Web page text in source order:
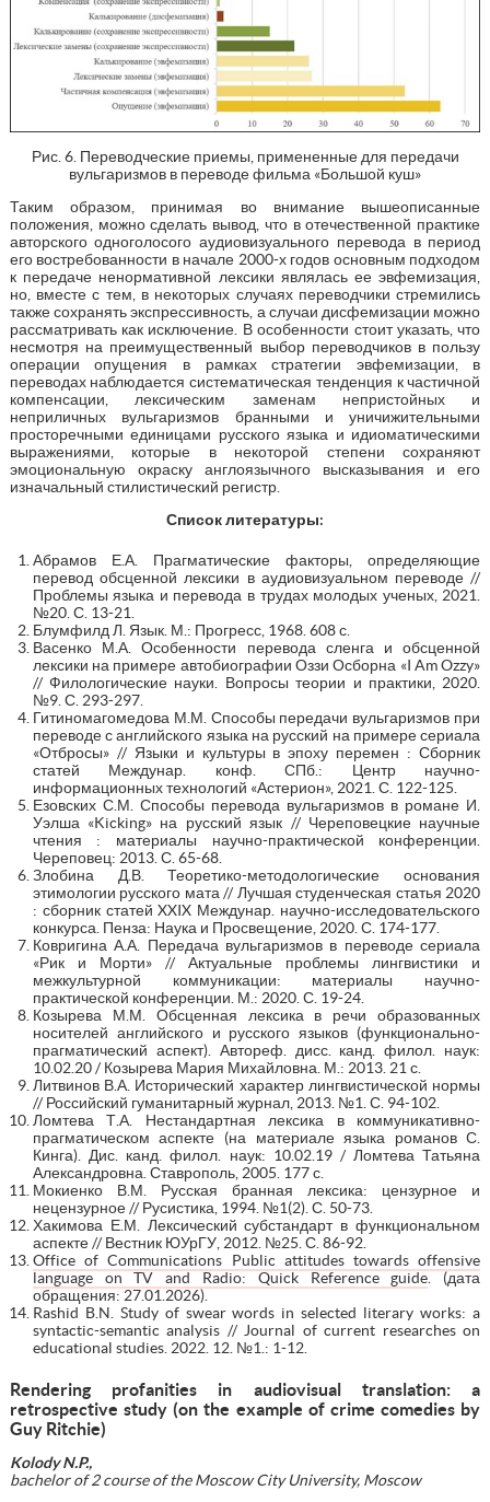
Рис. 6. Переводческие приемы, примененные для передачи
вульгаризмов в переводе фильма «Большой куш»
Таким образом, принимая во внимание вышеописанные
положения, можно сделать вывод, что в отечественной практике
авторского одноголосого аудиовизуального перевода в период
его востребованности в начале 2000-х годов основным подходом
к передаче ненормативной лексики являлась ее эвфемизация,
но, вместе с тем, в некоторых случаях переводчики стремились
также сохранять экспрессивность, а случаи дисфемизации можно
рассматривать как исключение. В особенности стоит указать, что
несмотря на преимущественный выбор переводчиков в пользу
операции опущения в рамках стратегии эвфемизации, в
переводах наблюдается систематическая тенденция к частичной
компенсации, лексическим заменам непристойных и
неприличных вульгаризмов бранными и уничижительными
просторечными единицами русского языка и идиоматическими
выражениями, которые в некоторой степени сохраняют
эмоциональную окраску англоязычного высказывания и его
изначальный стилистический регистр.
Список литературы:
Абрамов Е.А. Прагматические факторы, определяющие
перевод обсценной лексики в аудиовизуальном переводе //
Проблемы языка и перевода в трудах молодых ученых, 2021.
№20. С. 13-21.
Блумфилд Л. Язык. М.: Прогресс, 1968. 608 с.
Васенко М.А. Особенности перевода сленга и обсценной
лексики на примере автобиографии Оззи Осборна «I Am Ozzy»
// Филологические науки. Вопросы теории и практики, 2020.
№9. С. 293-297.
Гитиномагомедова М.М. Способы передачи вульгаризмов при
переводе с английского языка на русский на примере сериала
«Отбросы» // Языки и культуры в эпоху перемен : Сборник
статей Междунар. конф. СПб.: Центр научно-
информационных технологий «Астерион», 2021. С. 122-125.
Езовских С.М. Способы перевода вульгаризмов в романе И.
Уэлша «Kicking» на русский язык // Череповецкие научные
чтения : материалы научно-практической конференции.
Череповец: 2013. С. 65-68.
Злобина Д.В. Теоретико-методологические основания
этимологии русского мата // Лучшая студенческая статья 2020
: сборник статей XXIX Междунар. научно-исследовательского
конкурса. Пенза: Наука и Просвещение, 2020. С. 174-177.
Ковригина А.А. Передача вульгаризмов в переводе сериала
«Рик и Морти» // Актуальные проблемы лингвистики и
межкультурной коммуникации: материалы научно-
практической конференции. М.: 2020. С. 19-24.
Козырева М.М. Обсценная лексика в речи образованных
носителей английского и русского языков (функционально-
прагматический аспект). Автореф. дисс. канд. филол. наук:
10.02.20 / Козырева Мария Михайловна. М.: 2013. 21 с.
Литвинов В.А. Исторический характер лингвистической нормы
// Российский гуманитарный журнал, 2013. №1. С. 94-102.
Ломтева Т.А. Нестандартная лексика в коммуникативно-
прагматическом аспекте (на материале языка романов С.
Кинга). Дис. канд. филол. наук: 10.02.19 / Ломтева Татьяна
Александровна. Ставрополь, 2005. 177 с.
Мокиенко В.М. Русская бранная лексика: цензурное и
нецензурное // Русистика, 1994. №1(2). С. 50-73.
Хакимова Е.М. Лексический субстандарт в функциональном
аспекте // Вестник ЮУрГУ, 2012. №25. С. 86-92.
Office of Communications Public attitudes towards offensive
language on TV and Radio: Quick Reference guide . (дата
обращения: 27.01.2026).
Rashid B.N. Study of swear words in selected literary works: a
syntactic-semantic analysis // Journal of current researches on
educational studies. 2022. 12. №1.: 1-12.
Rendering profanities in audiovisual translation: a
retrospective study (on the example of crime comedies by
Guy Ritchie)
Kolody N.P.,
bachelorof 2 course of the Moscow City University, Moscow